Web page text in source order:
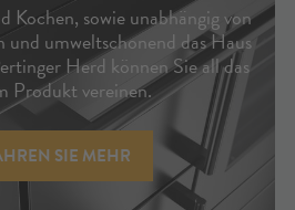
Kochen, sowie unabhängig von
umweltschonend das Haus
Herd können Sie all das
Produkt vereinen.
SIE MEHR